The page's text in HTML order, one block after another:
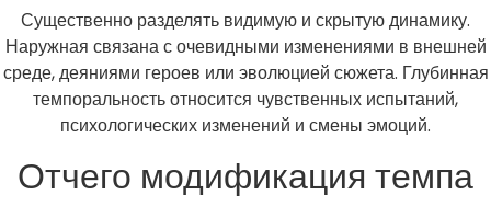
Существенно разделять видимую и скрытую динамику.
Наружная связана с очевидными изменениями в внешней
среде, деяниями героев или эволюцией сюжета. Глубинная
темпоральность относится чувственных испытаний,
психологических изменений и смены эмоций.
Отчего модификация темпа